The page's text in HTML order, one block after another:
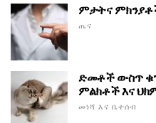
ምታትና
ጤና
ድመቶች ውስጥ
ምልክቶች እና
መነሻ እና ቤተሰብ